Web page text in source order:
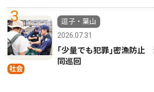
3
社会
逗子・葉山
2026.07.31
｢少量でも犯罪｣密漁防止
同巡回